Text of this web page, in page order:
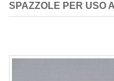
SPAZZOLE PER USO